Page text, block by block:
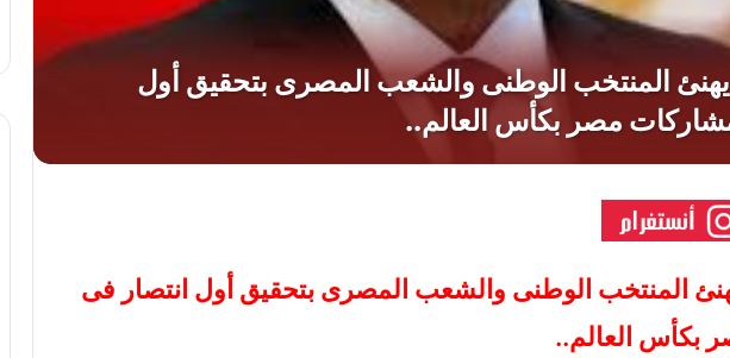
المنتخب الوطنى والشعب المصرى بتحقيق أول انتصار فى
بكأس العالم..